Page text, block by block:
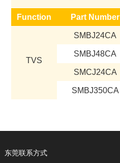
Function Part Number
TVS
SMBJ24CA
SMBJ48CA
SMCJ24CA
SMBJ350CA
东莞联系方式